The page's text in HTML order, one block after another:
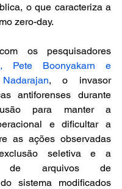
o que caracteriza a
zero-day.
Pete Boonyakarn e
, o invasor
antiforenses durante
para manter a
e dificultar a
as ações observadas
seletiva e a
de arquivos de
sistema modificados